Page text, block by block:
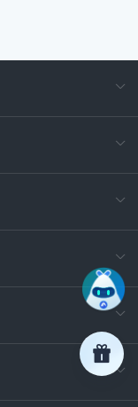
days)
9:30-
Email